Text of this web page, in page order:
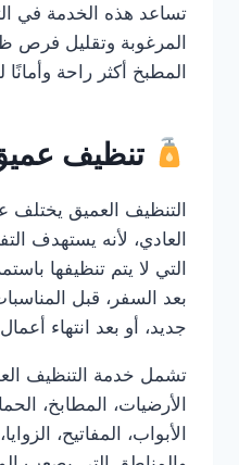
تساعد هذه الخدمة في
المرغوبة وتقليل فرص
المطبخ أكثر راحة
تنظيف
التنظيف العميق يختلف
العادي، لأنه يستهدف
التي لا يتم تنظيفها
بعد السفر، قبل
جديد، أو بعد انتهاء
تشمل خدمة التنظيف
الأرضيات، المطابخ،
الأبواب، المفاتيح،